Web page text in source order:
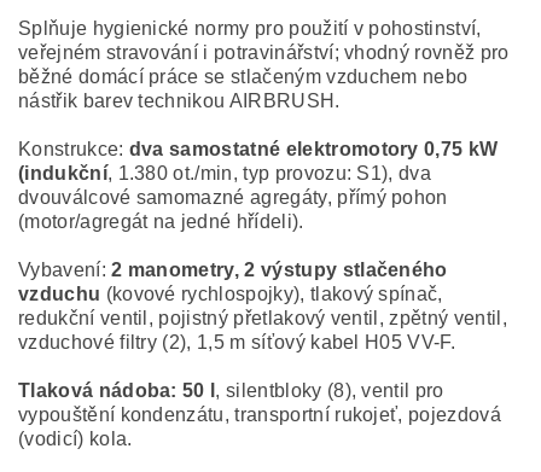
Splňuje hygienické normy pro použití v pohostinství,
veřejném stravování i potravinářství; vhodný rovněž pro
běžné domácí práce se stlačeným vzduchem nebo
nástřik barev technikou AIRBRUSH.
Konstrukce: dva samostatné elektromotory 0,75 kW
(indukční, 1.380 ot./min, typ provozu: S1), dva
dvouválcové samomazné agregáty, přímý pohon
(motor/agregát na jedné hřídeli).
Vybavení:2 manometry, 2 výstupy stlačeného
vzduchu (kovové rychlospojky), tlakový spínač,
redukční ventil, pojistný přetlakový ventil, zpětný ventil,
vzduchové filtry (2), 1,5 m síťový kabel H05 VV-F.
Tlaková nádoba: 50 l , silentbloky (8), ventil pro
vypouštění kondenzátu, transportní rukojeť, pojezdová
(vodicí) kola.